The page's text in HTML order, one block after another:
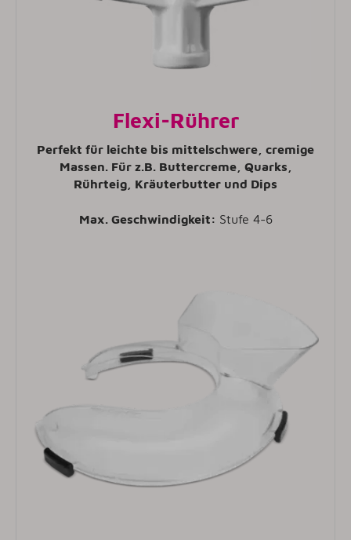
Flexi-Rührer
Perfekt für leichte bis mittelschwere, cremige
Massen. Für z.B. Buttercreme, Quarks,
Rührteig, Kräuterbutter und Dips
Max. Geschwindigkeit: Stufe 4-6